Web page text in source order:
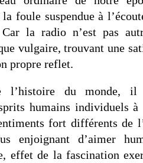
la foule suspendue à
la radio n’est pas
vulgaire, trouvant une
propre reflet.
l’histoire du monde,
humains individuels
fort différents de
enjoignant d’aimer
effet de la fascination